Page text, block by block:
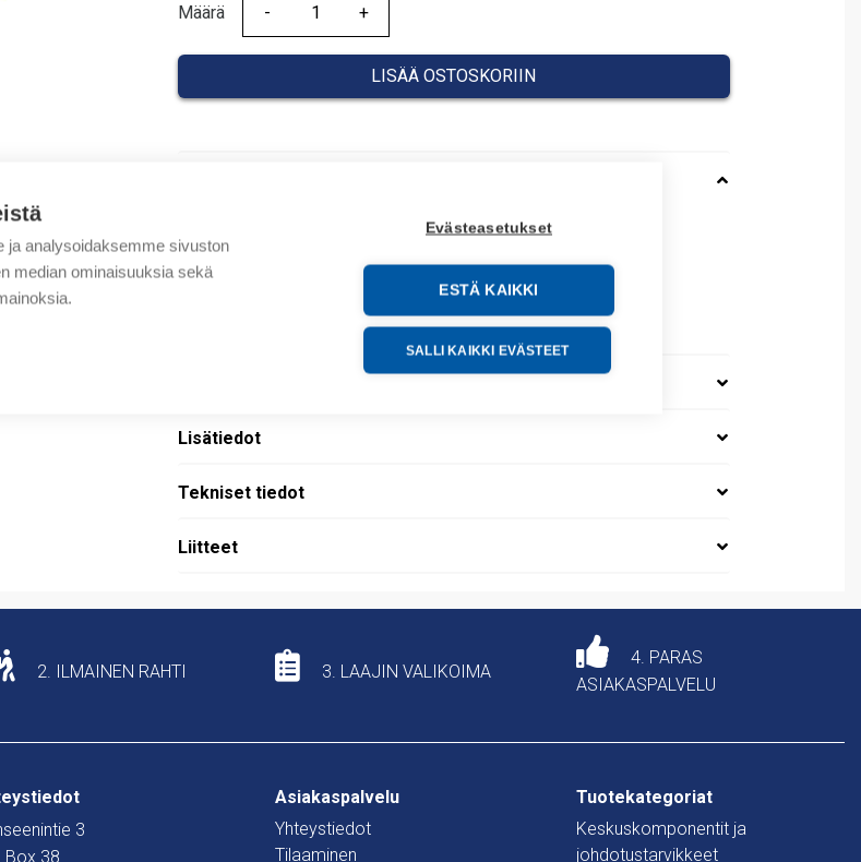
ja analysoidaksemme sivuston
median ominaisuuksia sekä
Evästeasetukset
ESTÄ KAIKKI
SALLI KAIKKI EVÄSTEET
Määrä
Määrä
LISÄÄ OSTOSKORIIN
Tilauskoodi: 037000020048
Product order number: 037000020048
Valmistajan tuotenumero: 037000020048
Tuotteen tullikoodi: 39269097
Lisätiedot
Tekniset tiedot
Liitteet
2. ILMAINEN RAHTI 3. LAAJIN VALIKOIMA
4. PARAS
ASIAKASPALVELU
3
Box 38
Asiakaspalvelu
Yhteystiedot
Tilaaminen
Tuotekategoriat
Keskuskomponentit ja
johdotustarvikkeet